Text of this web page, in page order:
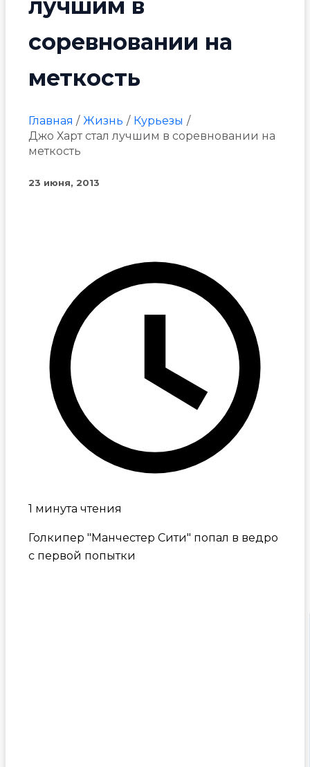
лучшим в
соревновании на
меткость
Главная Жизнь
Курьезы
Джо Харт стал лучшим в соревновании на
меткость
23 июня, 2013
1 минута чтения
Голкипер "Манчестер Сити" попал в ведро
с первой попытки